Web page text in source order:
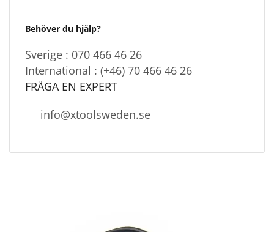
Behöver du hjälp?
Sverige : 070 466 46 26
International : (+46) 70 466 46 26
FRÅGA EN EXPERT
info@xtoolsweden.se